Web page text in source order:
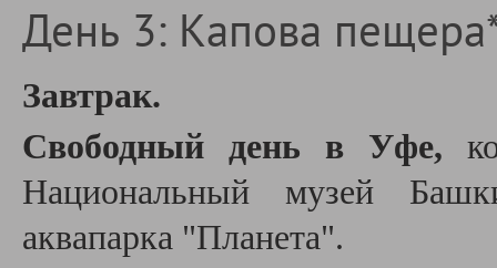
День 3: Капова
Завтрак.
Свободный день в Уфе,
Национальный музей
аквапарка "Планета".